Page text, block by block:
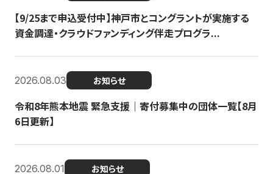
【9/25まで申込受付中】神戸市とコングラントが実施する
資金調達・クラウドファンディング伴走プログラ...
2026.08.03 お知らせ
令和8年熊本地震 緊急支援｜寄付募集中の団体一覧【8月
6日更新】
2026.08.01 お知らせ